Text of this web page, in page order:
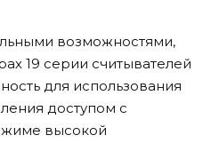
возможностями,
19 серии считывателей
для использования
доступом с
высокой